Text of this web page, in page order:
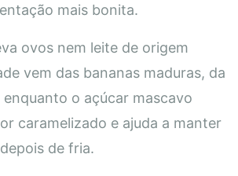
mais bonita.
ovos nem leite de origem
vem das bananas maduras, da
enquanto o açúcar mascavo
caramelizado e ajuda a manter
de fria.